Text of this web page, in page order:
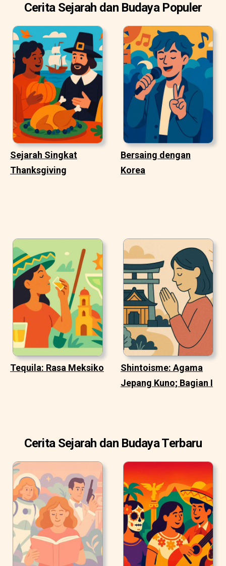
Cerita Sejarah dan Budaya Populer
Sejarah Singkat
Thanksgiving
Bersaing dengan
Korea
Tequila: Rasa Meksiko
Shintoisme: Agama
Jepang Kuno; Bagian I
Cerita Sejarah dan Budaya Terbaru